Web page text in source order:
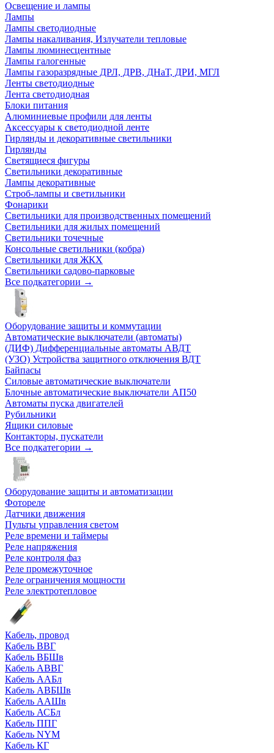
Освещение и лампы
Лампы
Лампы светодиодные
Лампы накаливания, Излучатели тепловые
Лампы люминесцентные
Лампы галогенные
Лампы газоразрядные ДРЛ, ДРВ, ДНаТ, ДРИ, МГЛ
Ленты светодиодные
Лента светодиодная
Блоки питания
Алюминиевые профили для ленты
Аксессуары к светодиодной ленте
Гирлянды и декоративные светильники
Гирлянды
Светящиеся фигуры
Светильники декоративные
Лампы декоративные
Строб-лампы и светильники
Фонарики
Светильники для производственных помещений
Светильники для жилых помещений
Светильники точечные
Консольные светильники (кобра)
Светильники для ЖКХ
Светильники садово-парковые
Все подкатегории →
Оборудование защиты и коммутации
Автоматические выключатели (автоматы)
(ДИФ) Дифференциальные автоматы АВДТ
(УЗО) Устройства защитного отключения ВДТ
Байпасы
Силовые автоматические выключатели
Блочные автоматические выключатели АП50
Автоматы пуска двигателей
Рубильники
Ящики силовые
Контакторы, пускатели
Все подкатегории →
Оборудование защиты и автоматизации
Фотореле
Датчики движения
Пульты управления светом
Реле времени и таймеры
Реле напряжения
Реле контроля фаз
Реле промежуточное
Реле ограничения мощности
Реле электротепловое
Кабель, провод
Кабель ВВГ
Кабель ВБШв
Кабель АВВГ
Кабель ААБл
Кабель АВБШв
Кабель ААШв
Кабель АСБл
Кабель ППГ
Кабель NYM
Кабель КГ